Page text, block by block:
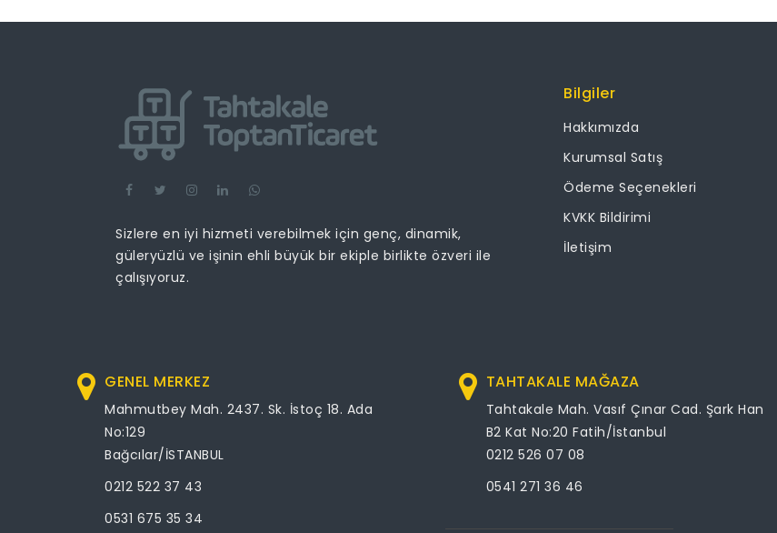
Sizlere en iyi hizmeti verebilmek için genç, dinamik,
güleryüzlü ve işinin ehli büyük bir ekiple birlikte özveri ile
çalışıyoruz.
Bilgiler
Hakkımızda
Kurumsal Satış
Ödeme Seçenekleri
KVKK Bildirimi
İletişim
GENEL MERKEZ
Mahmutbey Mah. 2437. Sk. İstoç 18. Ada
No:129
Bağcılar/İSTANBUL
0212 522 37 43
0531 675 35 34
TAHTAKALE MAĞAZA
Tahtakale Mah. Vasıf Çınar Cad. Şark Han
B2 Kat No:20 Fatih/İstanbul
0212 526 07 08
0541 271 36 46